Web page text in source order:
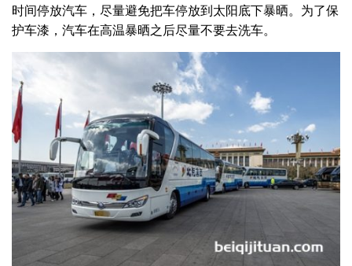
时间停放汽车，尽量避免把车停放到太阳底下暴晒。为了保
护车漆，汽车在高温暴晒之后尽量不要去洗车。